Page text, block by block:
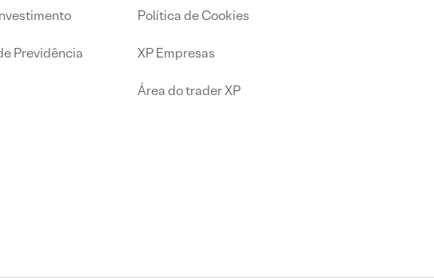
Previdência
Política de Cookies
XP Empresas
Área do trader XP